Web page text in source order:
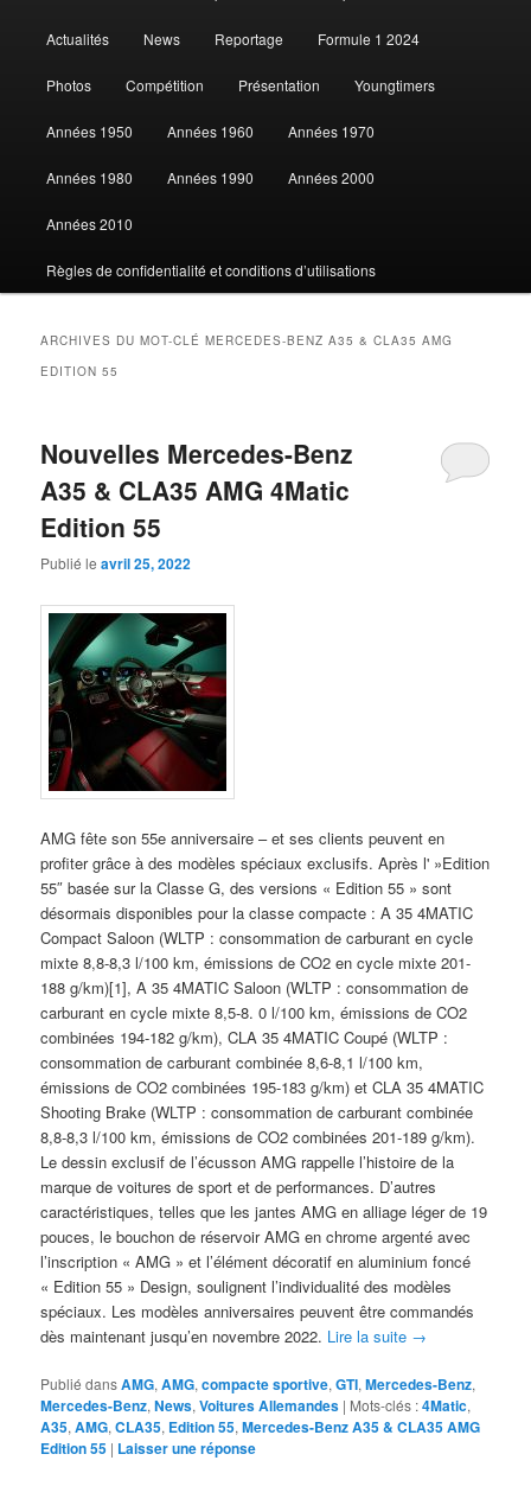
contenu
contenu
Actualités News Reportage Formule 1 2024
Photos Compétition Présentation Youngtimers
Années 1950 Années 1960 Années 1970
Années 1980 Années 1990 Années 2000
Années 2010
Règles de confidentialité et conditions d’utilisations
ARCHIVES DU MOT-CLÉMERCEDES-BENZ A35 & CLA35 AMG
EDITION 55
Nouvelles Mercedes-Benz
A35 & CLA35 AMG 4Matic
Edition 55
Publié leavril 25, 2022
AMG fête son 55e anniversaire – et ses clients peuvent en
profiter grâce à des modèles spéciaux exclusifs. Après l' »Edition
55″ basée sur la Classe G, des versions « Edition 55 » sont
désormais disponibles pour la classe compacte : A 35 4MATIC
Compact Saloon (WLTP : consommation de carburant en cycle
mixte 8,8-8,3 l/100 km, émissions de CO2 en cycle mixte 201-
188 g/km)[1], A 35 4MATIC Saloon (WLTP : consommation de
carburant en cycle mixte 8,5-8. 0 l/100 km, émissions de CO2
combinées 194-182 g/km), CLA 35 4MATIC Coupé (WLTP :
consommation de carburant combinée 8,6-8,1 l/100 km,
émissions de CO2 combinées 195-183 g/km) et CLA 35 4MATIC
Shooting Brake (WLTP : consommation de carburant combinée
8,8-8,3 l/100 km, émissions de CO2 combinées 201-189 g/km).
Le dessin exclusif de l’écusson AMG rappelle l’histoire de la
marque de voitures de sport et de performances. D’autres
caractéristiques, telles que les jantes AMG en alliage léger de 19
pouces, le bouchon de réservoir AMG en chrome argenté avec
l’inscription « AMG » et l’élément décoratif en aluminium foncé
« Edition 55 » Design, soulignent l’individualité des modèles
spéciaux. Les modèles anniversaires peuvent être commandés
dès maintenant jusqu’en novembre 2022. Lire la suite →
Publié dansAMG,AMG,compacte sportive,GTI,Mercedes-Benz,
Mercedes-Benz,News,Voitures Allemandes | Mots-clés :4Matic,
A35,AMG,CLA35, Edition 55,Mercedes-Benz A35 & CLA35 AMG
Edition 55 | Laisser une réponse